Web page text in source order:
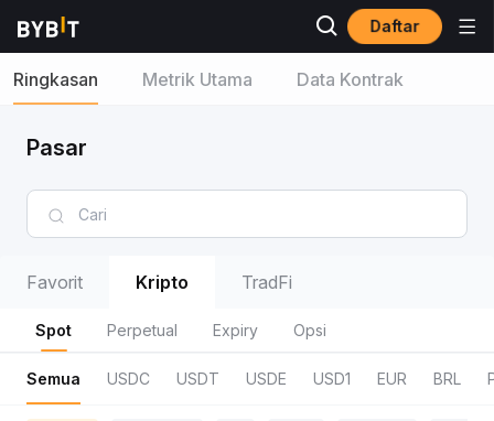
Daftar
Ringkasan Metrik Utama Data Kontrak
Pasar
Favorit Kripto TradFi
Spot Perpetual Expiry Opsi
Semua USDC USDT USDE USD1 EUR BRL